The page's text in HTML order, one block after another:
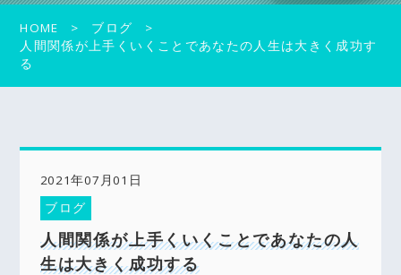
HOME
ブログ
人間関係が上手くいくことであなたの人生は大きく成功す
る
2021年07月01日
ブログ
人間関係が上手くいくことであなたの人
生は大きく成功する